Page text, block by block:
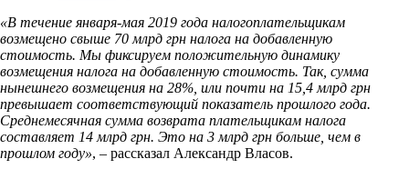
«В течение января-мая 2019 года налогоплательщикам
возмещено свыше 70 млрд грн налога на добавленную
стоимость. Мы фиксируем положительную динамику
возмещения налога на добавленную стоимость. Так, сумма
нынешнего возмещения на 28%, или почти на 15,4 млрд грн
превышает соответствующий показатель прошлого года.
Среднемесячная сумма возврата плательщикам налога
составляет 14 млрд грн. Это на 3 млрд грн больше, чем в
прошлом году», – рассказал Александр Власов.